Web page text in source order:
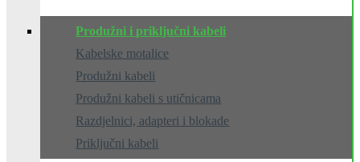
Produžni i priključni kabeli
Kabelske motalice
Produžni kabeli
Produžni kabeli s utičnicama
Razdjelnici, adapteri i blokade
Priključni kabeli